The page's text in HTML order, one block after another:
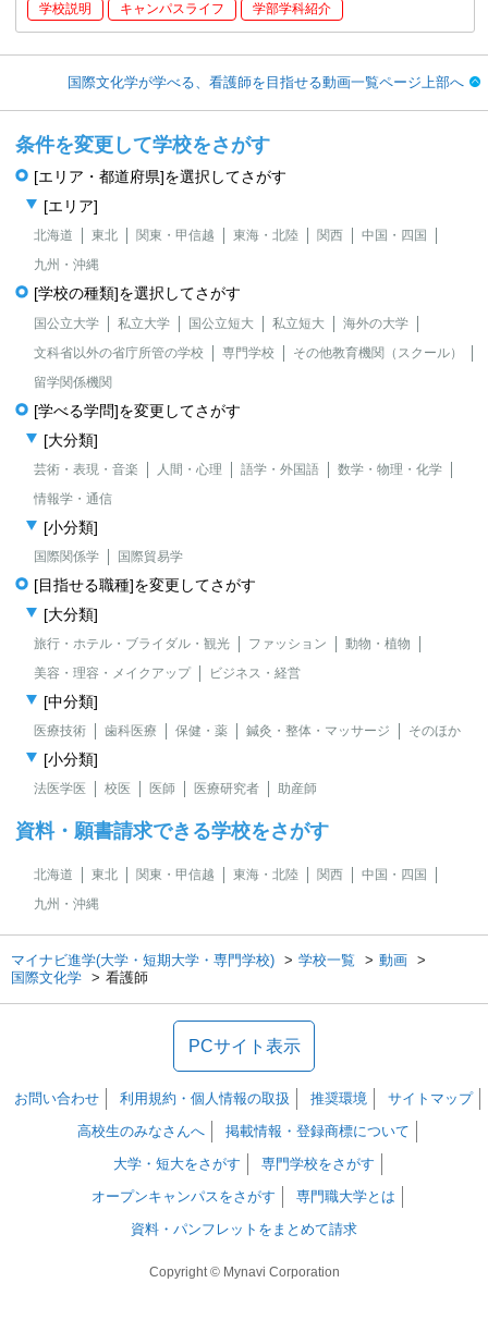
学校説明 キャンパスライフ 学部学科紹介
国際文化学が学べる、看護師を目指せる動画一覧ページ上部へ
条件を変更して学校をさがす
[エリア・都道府県]を選択してさがす
[エリア]
北海道 東北 関東・甲信越 東海・北陸 関西
中国・四国
九州・沖縄
[学校の種類]を選択してさがす
国公立大学 私立大学 国公立短大 私立短大
海外の大学
文科省以外の省庁所管の学校
専門学校
その他教育機関（スクール）
留学関係機関
[学べる学問]を変更してさがす
[大分類]
芸術・表現・音楽 人間・心理 語学・外国語
数学・物理・化学
情報学・通信
[小分類]
国際関係学 国際貿易学
[目指せる職種]を変更してさがす
[大分類]
旅行・ホテル・ブライダル・観光 ファッション
動物・植物
美容・理容・メイクアップ
ビジネス・経営
[中分類]
医療技術 歯科医療 保健・薬 鍼灸・整体・マッサージ そのほか
[小分類]
法医学医 校医 医師 医療研究者 助産師
資料・願書請求できる学校をさがす
北海道 東北 関東・甲信越 東海・北陸 関西
中国・四国
九州・沖縄
マイナビ進学(大学・短期大学・専門学校) 学校一覧
動画
国際文化学
看護師
PCサイト表示
お問い合わせ 利用規約・個人情報の取扱 推奨環境
サイトマップ
高校生のみなさんへ
掲載情報・登録商標について
大学・短大をさがす
専門学校をさがす
オープンキャンパスをさがす
専門職大学とは
資料・パンフレットをまとめて請求
Copyright © Mynavi Corporation